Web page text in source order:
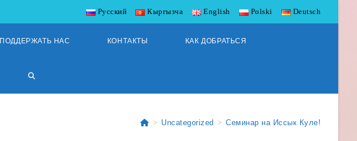
Русский Кыргызча English Polski Deutsch
ПОДДЕРЖАТЬ НАС КОНТАКТЫ КАК ДОБРАТЬСЯ
ПЕРЕКЛЮЧИТЬ
> Uncategorized > Семинар на Иссык Куле!